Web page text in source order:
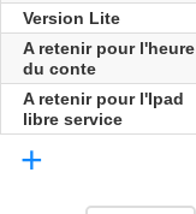
Version Lite
A retenir pour l'heure
du conte
A retenir pour l'Ipad
libre service
+